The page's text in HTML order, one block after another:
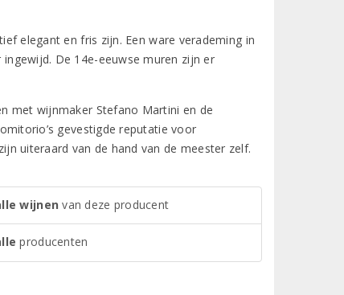
elegant en fris zijn. Een ware verademing in
De 14e-eeuwse muren zijn er
met wijnmaker Stefano Martini en de
gevestigde reputatie voor
uiteraard van de hand van de meester zelf.
wijnen van deze producent
producenten